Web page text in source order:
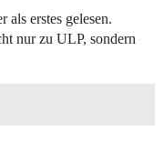
erstes gelesen.
nur zu ULP, sondern